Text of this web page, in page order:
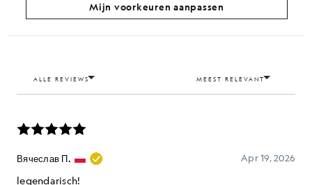
Mijn voorkeuren aanpassen